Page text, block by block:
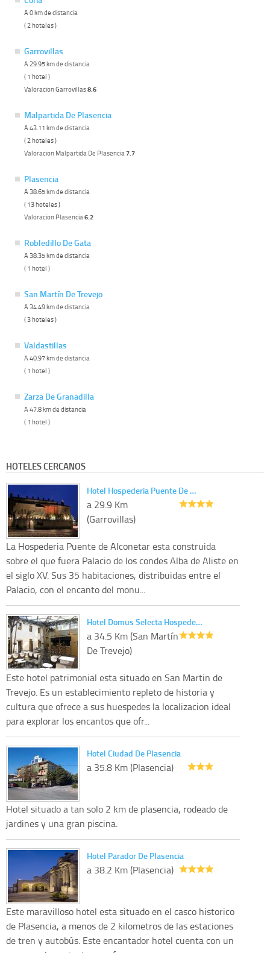
A 0 km de distancia
( 2 hoteles )
Garrovillas
A 29.95 km de distancia
( 1 hotel )
Valoracion Garrovillas8.6
Malpartida De Plasencia
A 43.11 km de distancia
( 2 hoteles )
Valoracion Malpartida De Plasencia 7.7
Plasencia
A 38.65 km de distancia
( 13 hoteles )
Valoracion Plasencia 6.2
Robledillo De Gata
A 38.35 km de distancia
( 1 hotel )
San Martín De Trevejo
A 34.49 km de distancia
( 3 hoteles )
Valdastillas
A 40.97 km de distancia
( 1 hotel )
Zarza De Granadilla
A 47.8 km de distancia
( 1 hotel )
HOTELES CERCANOS
Hotel Hospederia Puente De …
a 29.9 Km
(Garrovillas)
La Hospederia Puente de Alconetar esta construida
sobre el que fuera Palacio de los condes Alba de Aliste en
el siglo XV. Sus 35 habitaciones, distribuidas entre el
Palacio, con el encanto del monu...
Hotel Domus Selecta Hospede…
a 34.5 Km (San Martín
De Trevejo)
Este hotel patrimonial esta situado en San Martin de
Trevejo. Es un establecimiento repleto de historia y
cultura que ofrece a sus huespedes la localizacion ideal
para explorar los encantos que ofr...
Hotel Ciudad De Plasencia
a 35.8 Km (Plasencia)
Hotel situado a tan solo 2 km de plasencia, rodeado de
jardines y una gran piscina.
Hotel Parador De Plasencia
a 38.2 Km (Plasencia)
Este maravilloso hotel esta situado en el casco historico
de Plasencia, a menos de 2 kilometros de las estaciones
de tren y autobús. Este encantador hotel cuenta con un